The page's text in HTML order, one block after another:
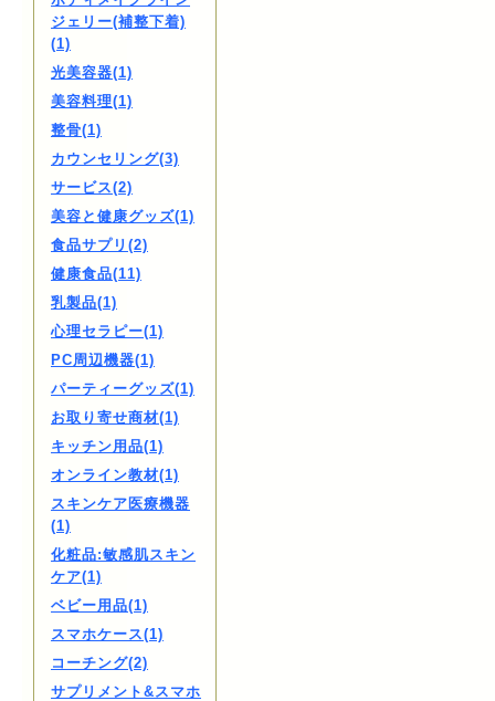
ジェリー(補整下着)
(1)
光美容器(1)
美容料理(1)
整骨(1)
カウンセリング(3)
サービス(2)
美容と健康グッズ(1)
食品サプリ(2)
健康食品(11)
乳製品(1)
心理セラピー(1)
PC周辺機器(1)
パーティーグッズ(1)
お取り寄せ商材(1)
キッチン用品(1)
オンライン教材(1)
スキンケア医療機器
(1)
化粧品:敏感肌スキン
ケア(1)
ベビー用品(1)
スマホケース(1)
コーチング(2)
サプリメント&スマホ